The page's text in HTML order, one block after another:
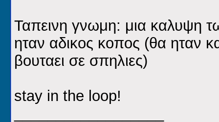
Ταπεινη γνωμη: μια καλυψη
ηταν αδικος κοπος (θα ηταν
βουταει σε σπηλιες)
stay in the loop!